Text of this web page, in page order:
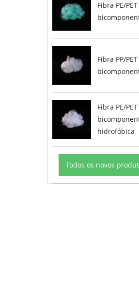
Fibra PE/PET
Fibra PP/PET
Fibra PE/PET
hidrofóbica
Todos os novos